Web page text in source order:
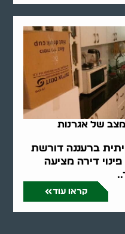
של אגרנות
ברעננה דורשת
דירה מציעה
קראו עוד